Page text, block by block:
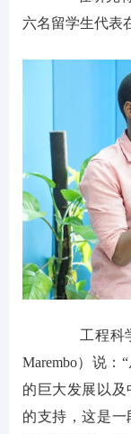
六名留学生代表
工程科学
Marembo）说
的巨大发展以
的支持，这是一